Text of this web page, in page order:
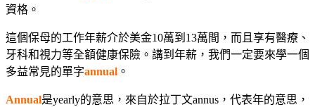
資格。
這個保母的工作年薪介於美金10萬到13萬間，而且享有醫療、
牙科和視力等全額健康保險。講到年薪，我們一定要來學一個
多益常見的單字annual 。
Annual是yearly的意思，來自於拉丁文annus，代表年的意思，